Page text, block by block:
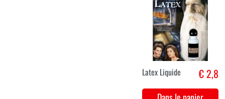
Laque pour
cheveux /
Spray colorant
pour cheveux -
Rood
€ 2,8
Dans le panier